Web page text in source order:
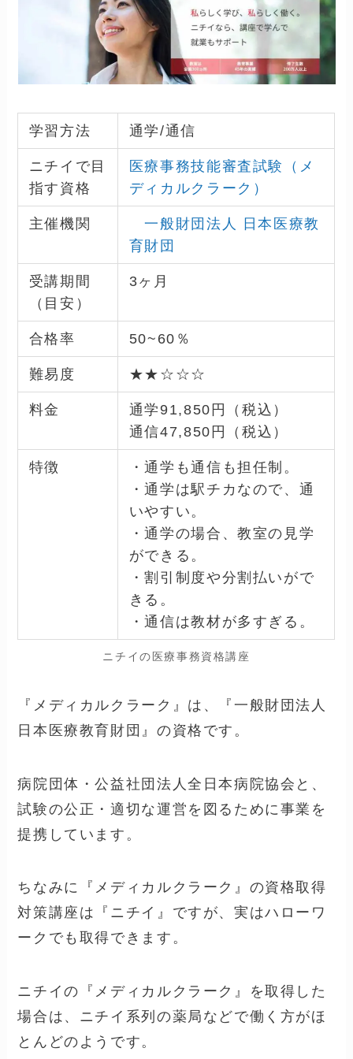
学習方法 通学/通信
ニチイで目
指す資格
医療事務技能審査試験（メ
ディカルクラーク）
主催機関
一般財団法人 日本医療教
育財団
受講期間
（目安）
3ヶ月
合格率 50~60％
難易度 ★★☆☆☆
料金
通学91,850円（税込）
通信47,850円（税込）
特徴
・通学も通信も担任制。
・通学は駅チカなので、通
いやすい。
・通学の場合、教室の見学
ができる。
・割引制度や分割払いがで
きる。
・通信は教材が多すぎる。
ニチイの医療事務資格講座
『メディカルクラーク』は、『一般財団法人
日本医療教育財団』の資格です。
病院団体・公益社団法人全日本病院協会と、
試験の公正・適切な運営を図るために事業を
提携しています。
ちなみに『メディカルクラーク』の資格取得
対策講座は『ニチイ』ですが、実はハローワ
ークでも取得できます。
ニチイの『メディカルクラーク』を取得した
場合は、ニチイ系列の薬局などで働く方がほ
とんどのようです。